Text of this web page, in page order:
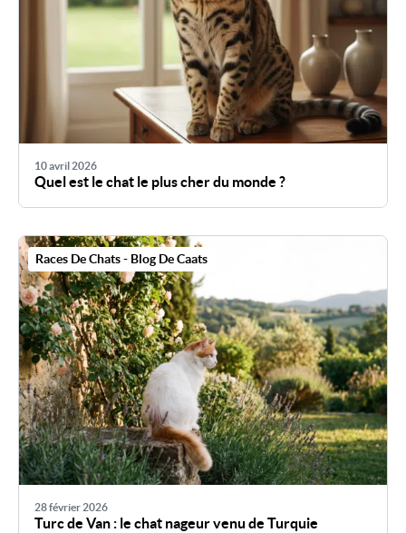
10 avril 2026
Quel est le chat le plus cher du monde ?
Races De Chats - Blog De Caats
28 février 2026
Turc de Van : le chat nageur venu de Turquie